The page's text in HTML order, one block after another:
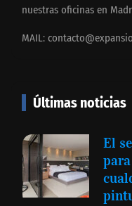
nuestras oficinas en
MAIL:
Últimas noticias
El